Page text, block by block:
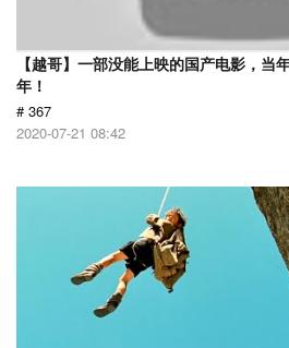
【越哥】一部没能上映的国产电影，当
年！
# 367
2020-07-21 08:42